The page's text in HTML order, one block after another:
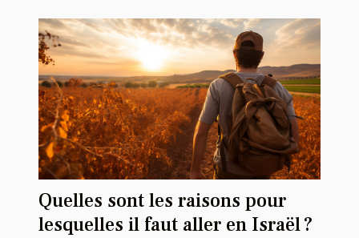
Quelles sont les raisons pour
lesquelles il faut aller en Israël ?